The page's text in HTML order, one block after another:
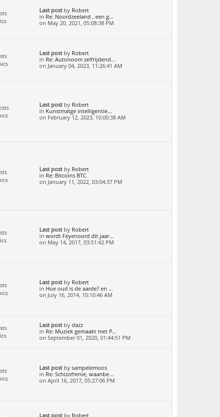
Last post by Robert
in Re: Noordzeeland , een g...
on May 20, 2021, 05:08:38 PM
Last post by Robert
in Re: Autonoom zelfrijdend...
on January 04, 2023, 11:26:41 AM
Last post by Robert
in Kunstmatge intelligentie...
on February 12, 2023, 10:00:38 AM
Last post by Robert
in Re: Bitcoins BTC
on January 11, 2022, 03:04:37 PM
Last post by Robert
in wordt Feyenoord dit jaar...
on May 14, 2017, 03:51:42 PM
Last post by Robert
in Hoe oud is de aarde? en ...
on July 16, 2014, 10:10:46 AM
Last post by dazz
in Re: Muziek gemaakt met P...
on September 01, 2020, 01:44:51 PM
Last post by sampelemoos
in Re: Schizofrenie, waanbe...
on April 16, 2017, 05:27:06 PM
Last post by Robert